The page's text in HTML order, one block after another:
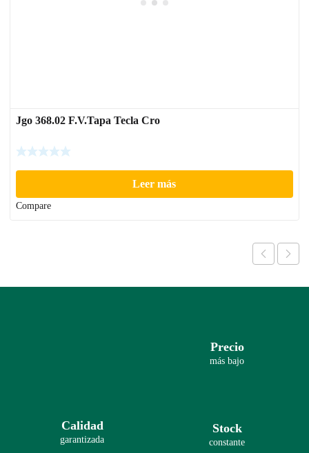
Jgo 368.02 F.V.Tapa Tecla Cro
Leer más
Compare
Precio
más bajo
Calidad
garantizada
Stock
constante